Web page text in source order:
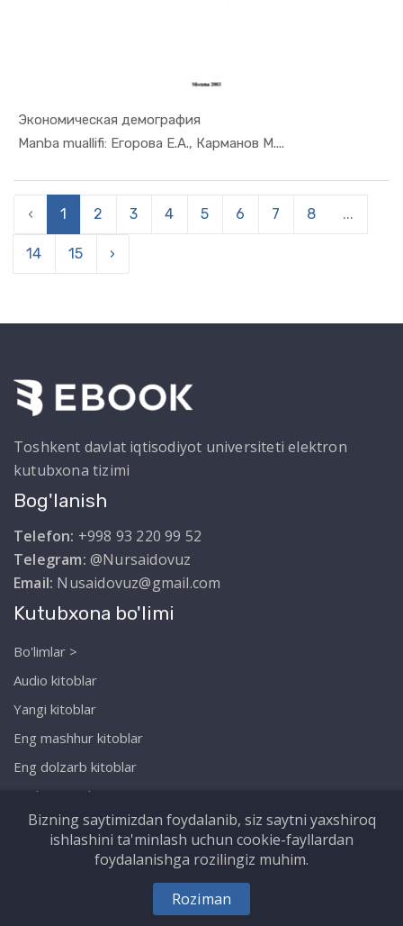
Экономическая демография
Manba muallifi: Егорова Е.А., Карманов М....
In Demogra...
‹ 1 2 3 4 5 6 7 8 ...
14 15 ›
Toshkent davlat iqtisodiyot universiteti elektron
kutubxona tizimi
Bog'lanish
Telefon: +998 93 220 99 52
Telegram: @Nursaidovuz
Email: Nusaidovuz@gmail.com
Kutubxona bo'limi
Bo'limlar >
Audio kitoblar
Yangi kitoblar
Eng mashhur kitoblar
Eng dolzarb kitoblar
Biz haqimizda
Copyright © Nursaidov.uz. Barcha huquqlar
himoyalangan!
Bizning saytimizdan foydalanib, siz saytni yaxshiroq
ishlashini ta'minlash uchun cookie-fayllardan
foydalanishga rozilingiz muhim.
Roziman